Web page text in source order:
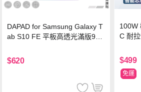
DAPAD for Samsung Galaxy T
ab S10 FE 平板高透光滿版9H
$620
100W
C 耐
$499
免運